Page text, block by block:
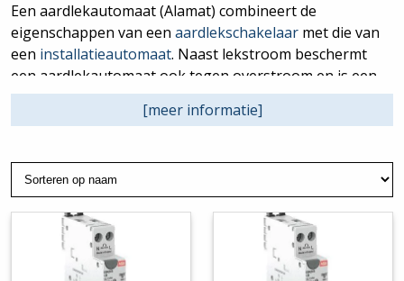
Een aardlekautomaat (Alamat) combineert de
eigenschappen van een aardlekschakelaar met die van
een installatieautomaat. Naast lekstroom beschermt
een aardlekautomaat ook tegen overstroom en is een
aardlekschakelaar niet meer nodig. Een uitkomst voor
overvolle groepenkasten doordat je 1 module minder
Ook worden aardlekautomaten gebruikt om zwaardere
apparaten zoals eenEV Laadpaalvoor uw elektrische
auto mee te beveiligen.
[meer informatie]